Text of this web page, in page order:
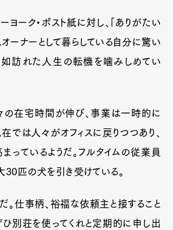
ヨーク・ポスト紙に対し、「ありがたい
オーナーとして暮らしている自分に驚い
如訪れた人生の転機を噛みしめてい
の在宅時間が伸び、事業は一時的に
では人々がオフィスに戻りつつあり、
っているようだ。フルタイムの従業員
30匹の犬を引き受けている。
。仕事柄、裕福な依頼主と接すること
ひ別荘を使ってくれと定期的に申し出